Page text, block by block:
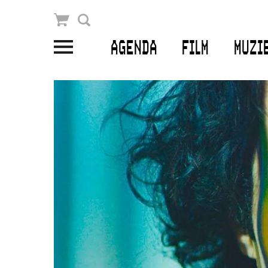
AGENDA FILM
Winkelmandje
PLAN JE BEZOEK
Openingstijden & contact
Bereikbaarheid
Kaartverkoop
EDUCATIE
Schoolvoorstellingen
Filmprogramma’s Primair Onderwijs